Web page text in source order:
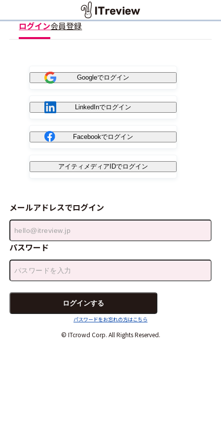
ログイン会員登録
Googleでログイン
LinkedInでログイン
Facebookでログイン
アイティメディアIDでログイン
メールアドレスでログイン
パスワード
パスワードをお忘れの方はこちら
© ITcrowd Corp. All Rights Reserved.